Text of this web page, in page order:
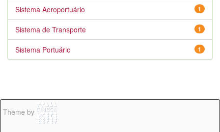
1
Sistema Aeroportuário
1
Sistema de Transporte
1
Sistema Portuário
Theme by